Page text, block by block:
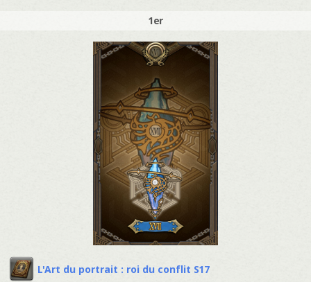
1er
L'Art du portrait : roi du conflit S17